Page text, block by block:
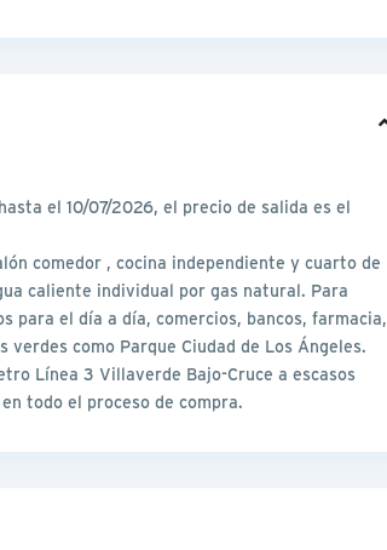
el 10/07/2026, el precio de salida es el
comedor , cocina independiente y cuarto de
caliente individual por gas natural. Para
para el día a día, comercios, bancos, farmacia,
como Parque Ciudad de Los Ángeles.
Línea 3 Villaverde Bajo-Cruce a escasos
todo el proceso de compra.